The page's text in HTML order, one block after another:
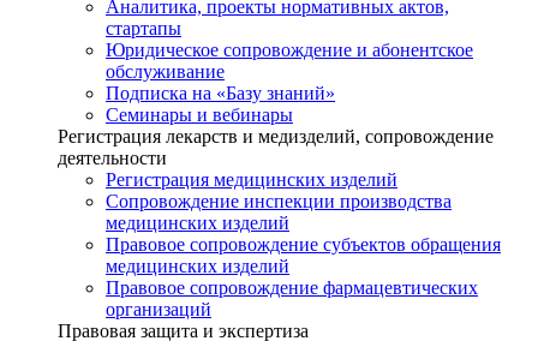
Аналитика, проекты нормативных актов,
стартапы
Юридическое сопровождение и абонентское
обслуживание
Подписка на «Базу знаний»
Семинары и вебинары
Регистрация лекарств и медизделий, сопровождение
деятельности
Регистрация медицинских изделий
Сопровождение инспекции производства
медицинских изделий
Правовое сопровождение субъектов обращения
медицинских изделий
Правовое сопровождение фармацевтических
организаций
Правовая защита и экспертиза